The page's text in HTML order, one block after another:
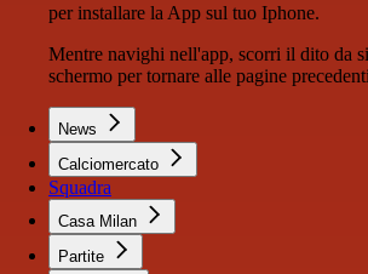
per installare la App sul tuo Iphone.
Mentre navighi nell'app, scorri il dito da
schermo per tornare alle pagine precedenti
News
Calciomercato
Squadra
Casa Milan
Partite